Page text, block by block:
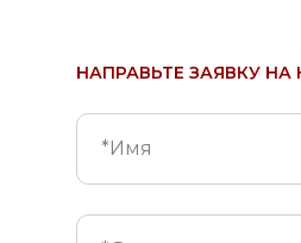
НАПРАВЬТЕ ЗАЯВКУ